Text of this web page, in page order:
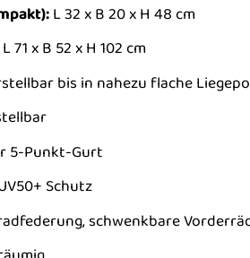
L 32 x B 20 x H 48 cm
71 x B 52 x H 102 cm
bis in nahezu flache
5-Punkt-Gurt
Schutz
schwenkbare